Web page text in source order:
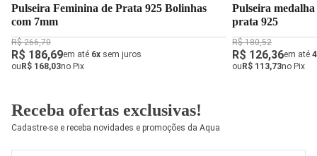
Pulseira Feminina de Prata 925 Bolinhas
com 7mm
R$ 266,70
R$ 186,69em até 6x sem juros
ouR$ 168,03no Pix
Pulseira
prata 925
R$ 180,52
R$ 126,36em até
ouR$ 113,73no Pix
Receba ofertas exclusivas!
Cadastre-se e receba novidades e promoções da Aqua